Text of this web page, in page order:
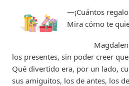
—¡Cuántos
Mira cómo te
los presentes, sin poder creer
Qué divertido era, por un lado,
sus amiguitos, los de antes, los